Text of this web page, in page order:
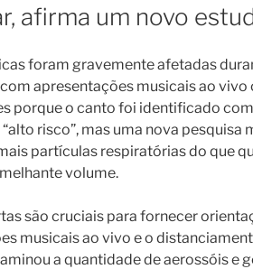
afirma um novo
foram gravemente afetadas
apresentações musicais ao vivo
porque o canto foi identificado
risco”, mas uma nova pesquisa
partículas respiratórias do que
volume.
são cruciais para fornecer
musicais ao vivo e o
a quantidade de aerossóis e